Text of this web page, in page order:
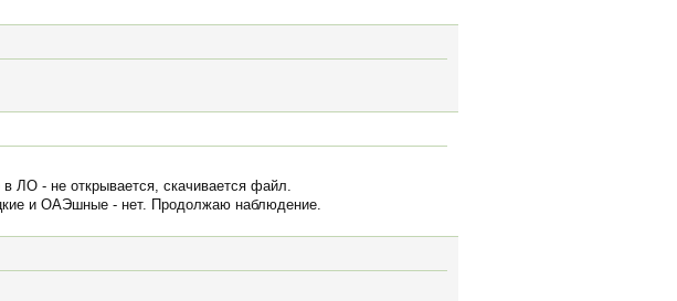
ЛО - не открывается, скачивается файл.
и ОАЭшные - нет. Продолжаю наблюдение.